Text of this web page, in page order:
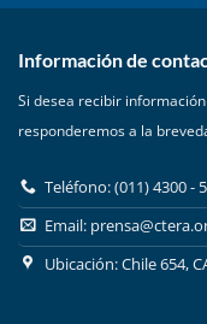
Información de
Si desea recibir
responderemos a la
Teléfono: (011) 4300 -
Email:
Ubicación: Chile 654,